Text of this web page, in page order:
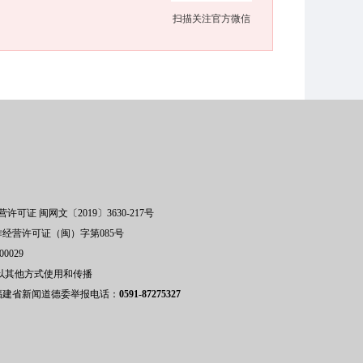
扫描关注官方微信